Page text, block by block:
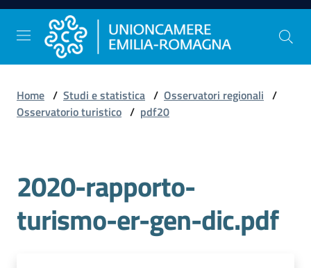
Vai al contenuto
Vai alla navigazione
Vai al footer
Comunicazione
Studi
e
Statistica
Home / Studi e statistica / Osservatori regionali /
Osservatorio turistico / pdf20
2020-rapporto-
turismo-er-gen-dic.pdf